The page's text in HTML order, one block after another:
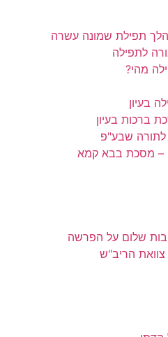
תפילת שמונה עשרה
לתפילה
מהי?
בעיון
ברכות בעיון
שבע"פ
– מסכת בבא קמא
שלום על הפרשה
צוואת הריב"ש